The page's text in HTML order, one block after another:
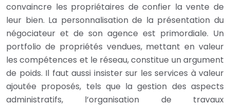
convaincre les propriétaires de confier la vente de
leur bien. La personnalisation de la présentation du
négociateur et de son agence est primordiale. Un
portfolio de propriétés vendues, mettant en valeur
les compétences et le réseau, constitue un argument
de poids. Il faut aussi insister sur les services à valeur
ajoutée proposés, tels que la gestion des aspects
administratifs, l’organisation de travaux